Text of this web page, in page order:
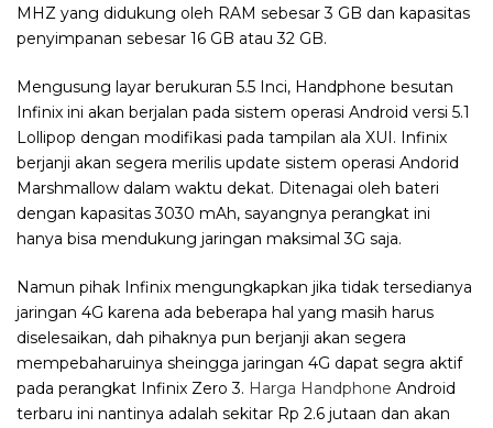
MHZ yang didukung oleh RAM sebesar 3 GB dan kapasitas
penyimpanan sebesar 16 GB atau 32 GB.
Mengusung layar berukuran 5.5 Inci, Handphone besutan
Infinix ini akan berjalan pada sistem operasi Android versi 5.1
Lollipop dengan modifikasi pada tampilan ala XUI. Infinix
berjanji akan segera merilis update sistem operasi Andorid
Marshmallow dalam waktu dekat. Ditenagai oleh bateri
dengan kapasitas 3030 mAh, sayangnya perangkat ini
hanya bisa mendukung jaringan maksimal 3G saja.
Namun pihak Infinix mengungkapkan jika tidak tersedianya
jaringan 4G karena ada beberapa hal yang masih harus
diselesaikan, dah pihaknya pun berjanji akan segera
mempebaharuinya sheingga jaringan 4G dapat segra aktif
pada perangkat Infinix Zero 3. Harga Handphone Android
terbaru ini nantinya adalah sekitar Rp 2.6 jutaan dan akan